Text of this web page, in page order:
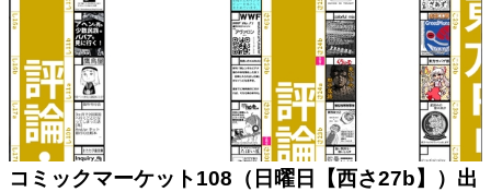
コミックマーケット108（日曜日【西さ27b】）出